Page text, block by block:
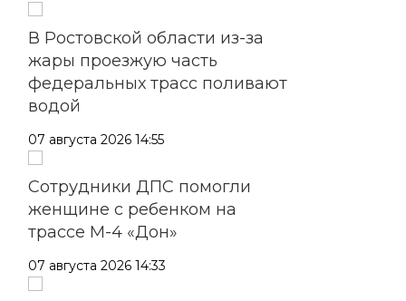
В Ростовской области из-за
жары проезжую часть
федеральных трасс поливают
водой
07 августа 2026 14:55
Сотрудники ДПС помогли
женщине с ребенком на
трассе М-4 «Дон»
07 августа 2026 14:33